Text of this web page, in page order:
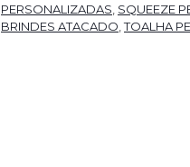
PERSONALIZADAS SQUEEZE
BRINDES ATACADO ,TOALHA